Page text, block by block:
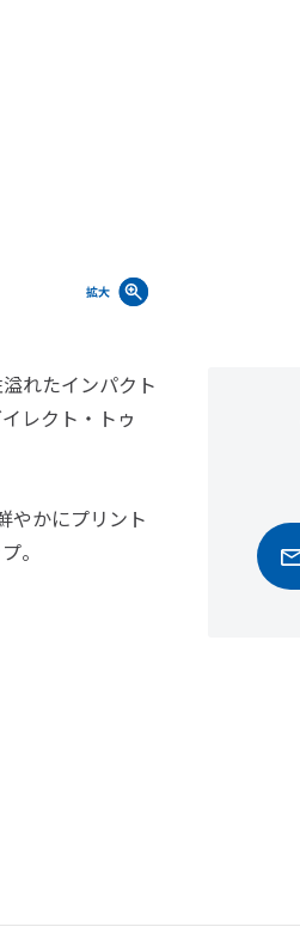
れたインパクト
レクト・トゥ
やかにプリント
。